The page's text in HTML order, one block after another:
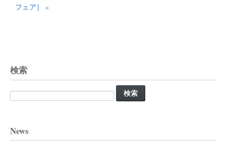
フェア］
»
検索
検
索:
News